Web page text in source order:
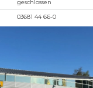
geschlossen
03681 44 66-0